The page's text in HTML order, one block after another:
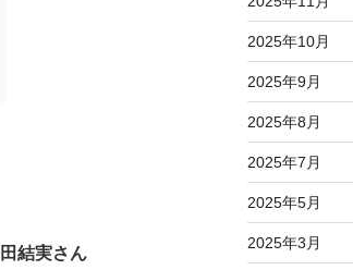
結実さん
2025年10月
2025年9月
2025年8月
2025年7月
2025年5月
2025年3月